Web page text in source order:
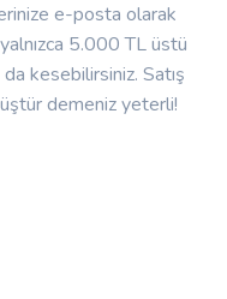
e-posta olarak
5.000 TL üstü
kesebilirsiniz. Satış
demeniz yeterli!